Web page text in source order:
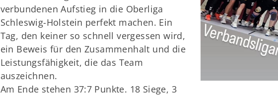
verbundenen Aufstieg in die Oberliga
Schleswig-Holstein perfekt machen. Ein
Tag, den keiner so schnell vergessen wird,
ein Beweis für den Zusammenhalt und die
Leistungsfähigkeit, die das Team
auszeichnen.
Am Ende stehen 37:7 Punkte. 18 Siege, 3